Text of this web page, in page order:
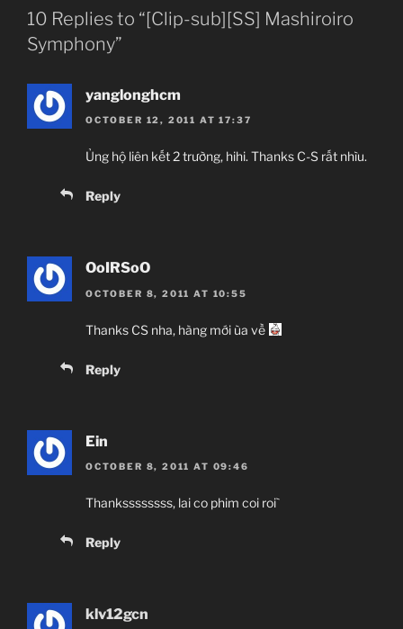
10 Replies to “[Clip-sub][SS] Mashiroiro
Symphony”
yanglonghcm
OCTOBER 12, 2011 AT 17:37
Ủng hộ liên kết 2 trường, hihi. Thanks C-S rất nhìu.
Reply
OoIRSoO
OCTOBER 8, 2011 AT 10:55
Thanks CS nha, hàng mới ùa về
Reply
Ein
OCTOBER 8, 2011 AT 09:46
Thankssssssss, lai co phim coi roi`
Reply
klv12gcn